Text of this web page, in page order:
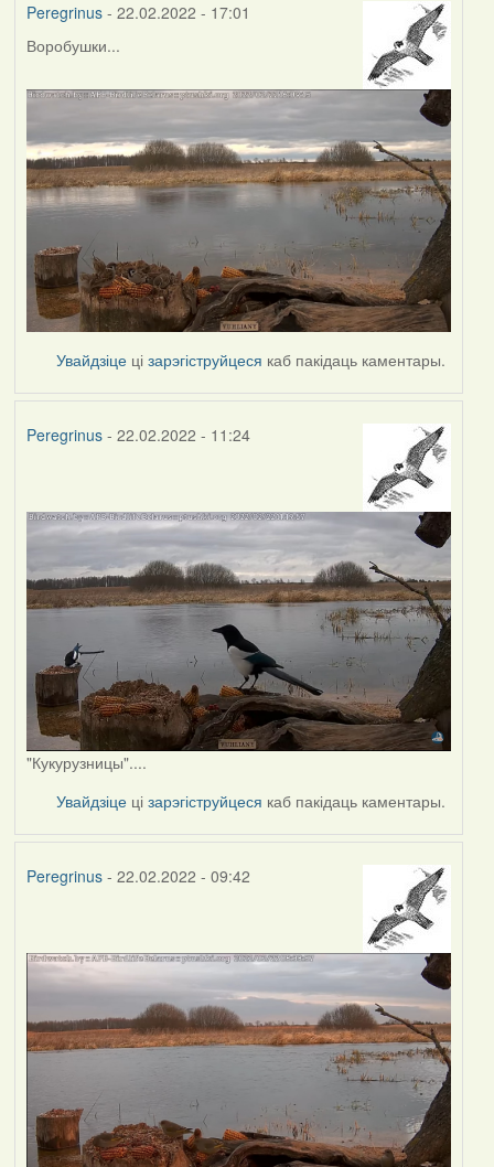
Peregrinus- 22.02.2022 - 17:01
Воробушки...
Увайдзіце цізарэгіструйцеся каб пакідаць каментары.
Peregrinus- 22.02.2022 - 11:24
"Кукурузницы"....
Увайдзіце цізарэгіструйцеся каб пакідаць каментары.
Peregrinus- 22.02.2022 - 09:42